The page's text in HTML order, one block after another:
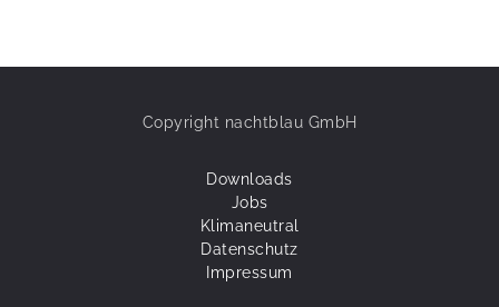
Copyright nachtblau GmbH
Downloads
Jobs
Klimaneutral
Datenschutz
Impressum